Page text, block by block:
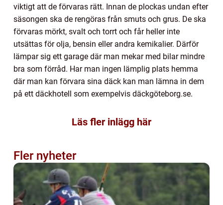
viktigt att de förvaras rätt. Innan de plockas undan efter
säsongen ska de rengöras från smuts och grus. De ska
förvaras mörkt, svalt och torrt och får heller inte
utsättas för olja, bensin eller andra kemikalier. Därför
lämpar sig ett garage där man mekar med bilar mindre
bra som förråd. Har man ingen lämplig plats hemma
där man kan förvara sina däck kan man lämna in dem
på ett däckhotell som exempelvis däckgöteborg.se.
Läs fler inlägg här
Fler nyheter